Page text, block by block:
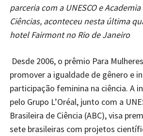
parceria com a UNESCO e
Ciências, aconteceu nesta última
hotel Fairmont no Rio de Janeiro
Desde 2006, o prêmio Para
promover a igualdade de gênero e
participação feminina na ciência. A
pelo Grupo L’Oréal, junto com a
Brasileira de Ciência (ABC), visa
sete brasileiras com projetos